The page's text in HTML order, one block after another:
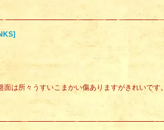
は所々うすいこまかい傷ありますがきれいです。